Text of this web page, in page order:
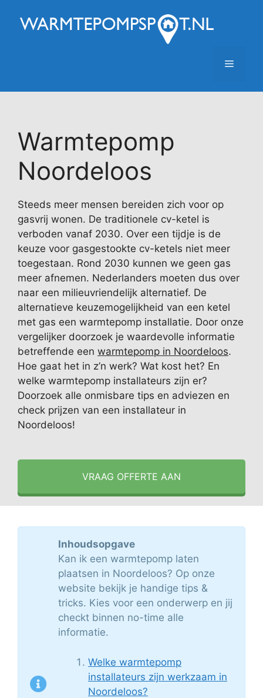
naar
Menu
Warmtepomp
Noordeloos
Steeds meer mensen bereiden zich voor op
gasvrij wonen. De traditionele cv-ketel is
verboden vanaf 2030. Over een tijdje is de
keuze voor gasgestookte cv-ketels niet meer
toegestaan. Rond 2030 kunnen we geen gas
meer afnemen. Nederlanders moeten dus over
naar een milieuvriendelijk alternatief. De
alternatieve keuzemogelijkheid van een ketel
met gas een warmtepomp installatie. Door onze
vergelijker doorzoek je waardevolle informatie
betreffende een warmtepomp in Noordeloos.
Hoe gaat het in z’n werk? Wat kost het? En
welke warmtepomp installateurs zijn er?
Doorzoek alle onmisbare tips en adviezen en
check prijzen van een installateur in
Noordeloos!
VRAAG OFFERTE AAN
Inhoudsopgave
Kan ik een warmtepomp laten
plaatsen in Noordeloos? Op onze
website bekijk je handige tips &
tricks. Kies voor een onderwerp en jij
checkt binnen no-time alle
informatie.
Welke warmtepomp
installateurs zijn werkzaam in
Noordeloos?